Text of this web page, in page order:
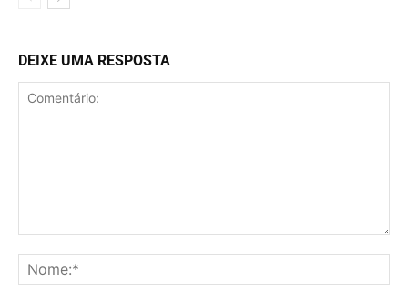
DEIXE UMA RESPOSTA